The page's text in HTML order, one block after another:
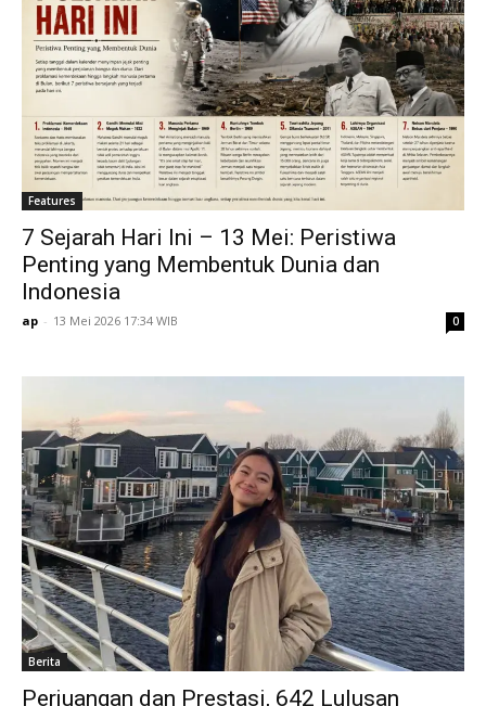
Features
7 Sejarah Hari Ini – 13 Mei: Peristiwa
Penting yang Membentuk Dunia dan
Indonesia
ap - 13 Mei 2026 17:34 WIB 0
Berita
Perjuangan dan Prestasi, 642 Lulusan